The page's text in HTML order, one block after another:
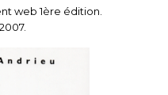
web 1ère édition.